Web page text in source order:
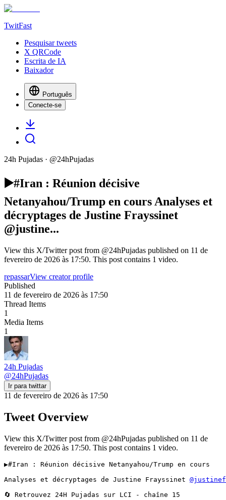
TwitFast
Pesquisar tweets
X QRCode
Escrita de IA
Baixador
Português
Conecte-se
24h Pujadas · @24hPujadas
▶️️️#Iran : Réunion décisive
Netanyahou/Trump en cours Analyses et
décryptages de Justine Frayssinet
@justine...
View this X/Twitter post from @24hPujadas published on 11 de
fevereiro de 2026 às 17:50. This post contains 1 video.
repassarView creator profile
Published
11 de fevereiro de 2026 às 17:50
Thread Items
1
Media Items
1
24h Pujadas
@24hPujadas
Ir para twittar
11 de fevereiro de 2026 às 17:50
Tweet Overview
View this X/Twitter post from @24hPujadas published on 11 de
fevereiro de 2026 às 17:50. This post contains 1 video.
▶️️️#Iran : Réunion décisive Netanyahou/Trump en cours
Analyses et décryptages de Justine Frayssinet
🔄 Retrouvez 24H Pujadas sur LCI - chaîne 15